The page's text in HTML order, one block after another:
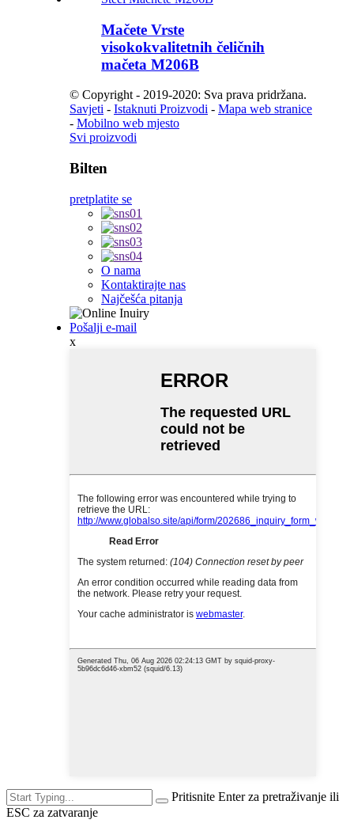
Mačete Vrste
visokokvalitetnih čeličnih
mačeta M206B
© Copyright - 2019-2020: Sva prava pridržana.
Savjeti - Istaknuti Proizvodi - Mapa web stranice
- Mobilno web mjesto
Svi proizvodi
Bilten
pretplatite se
O nama
Kontaktirajte nas
Najčešća pitanja
Pošalji e-mail
x
Pritisnite Enter za pretraživanje ili
ESC za zatvaranje